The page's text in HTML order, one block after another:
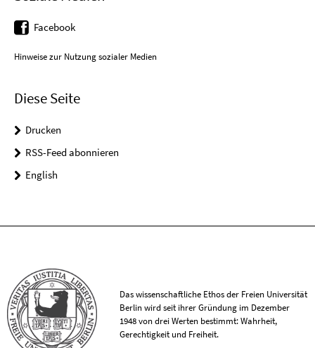
Facebook
Hinweise zur Nutzung sozialer Medien
Diese Seite
Drucken
RSS-Feed abonnieren
English
Das wissenschaftliche Ethos der Freien Universität
Berlin wird seit ihrer Gründung im Dezember
1948 von drei Werten bestimmt: Wahrheit,
Gerechtigkeit und Freiheit.